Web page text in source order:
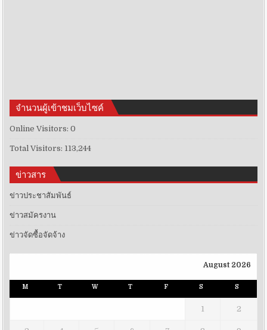
จำนวนผู้เข้าชมเว็บไซค์
Online Visitors:0
Total Visitors: 113,244
ข่าวสาร
ข่าวประชาสัมพันธ์
ข่าวสมัครงาน
ข่าวจัดซื้อจัดจ้าง
August 2026
M T W T F S S
1 2